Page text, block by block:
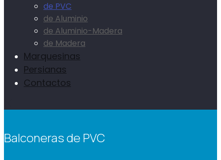
de PVC
de Aluminio
de Aluminio-Madera
de Madera
Marquesinas
Persianas
Contactos
Balconeras de PVC